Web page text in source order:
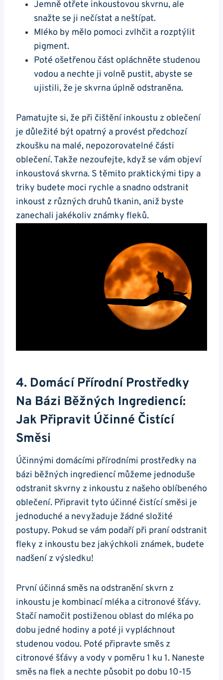
Jemně otřete inkoustovou skvrnu, ale
snažte se ji nečístat a neštípat.
Mléko by mělo pomoci zvlhčit a rozptýlit
pigment.
Poté ošetřenou část opláchněte studenou
vodou a nechte ji volně pustit, abyste se
ujistili, že je skvrna úplně odstraněna.
Pamatujte si, že při čištění inkoustu z oblečení
je důležité být opatrný a provést předchozí
zkoušku na malé, nepozorovatelné části
oblečení. Takže nezoufejte, když se vám objeví
inkoustová skvrna. S těmito praktickými tipy a
triky budete moci rychle a snadno odstranit
inkoust z různých druhů tkanin, aniž byste
zanechali jakékoliv známky fleků.
4. Domácí Přírodní Prostředky
Na Bázi Běžných Ingrediencí:
Jak Připravit Účinné Čistící
Směsi
Účinnými domácími přírodními prostředky na
bázi běžných ingrediencí můžeme jednoduše
odstranit skvrny z inkoustu z našeho oblíbeného
oblečení. Připravit tyto účinné čistící směsi je
jednoduché a nevyžaduje žádné složité
postupy. Pokud se vám podaří při praní odstranit
fleky z inkoustu bez jakýchkoli známek, budete
nadšení z výsledku!
První účinná směs na odstranění skvrn z
inkoustu je kombinací mléka a citronové šťávy.
Stačí namočit postiženou oblast do mléka po
dobu jedné hodiny a poté ji vypláchnout
studenou vodou. Poté připravte směs z
citronové šťávy a vody v poměru 1 ku 1. Naneste
směs na flek a nechte působit po dobu 10-15